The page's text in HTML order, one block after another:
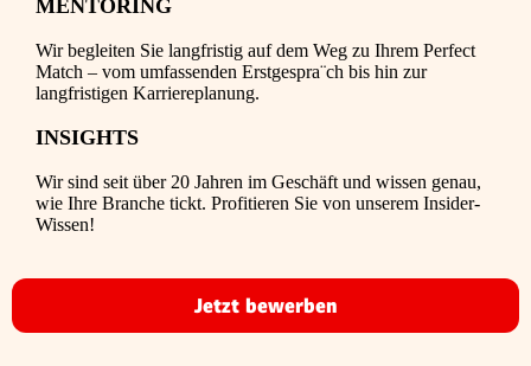
MENTORING
Wir begleiten Sie langfristig auf dem Weg zu Ihrem Perfect
Match – vom umfassenden Erstgespra¨ch bis hin zur
langfristigen Karriereplanung.
INSIGHTS
Wir sind seit über 20 Jahren im Geschäft und wissen genau,
wie Ihre Branche tickt. Profitieren Sie von unserem Insider-
Wissen!
Jetzt bewerben